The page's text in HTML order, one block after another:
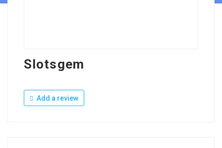
Slotsgem
Add a review